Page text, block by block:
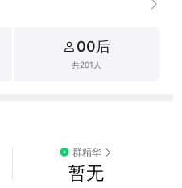
00后
共201人
群精华
暂无